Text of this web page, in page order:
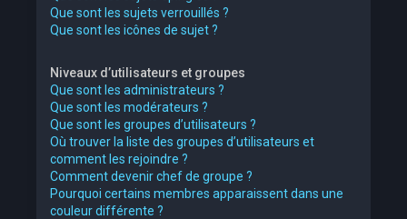
Que sont les sujets verrouillés ?
Que sont les icônes de sujet ?
Niveaux d’utilisateurs et groupes
Que sont les administrateurs ?
Que sont les modérateurs ?
Que sont les groupes d’utilisateurs ?
Où trouver la liste des groupes d’utilisateurs et
comment les rejoindre ?
Comment devenir chef de groupe ?
Pourquoi certains membres apparaissent dans une
couleur différente ?